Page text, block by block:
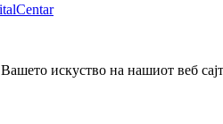
искуство на нашиот веб